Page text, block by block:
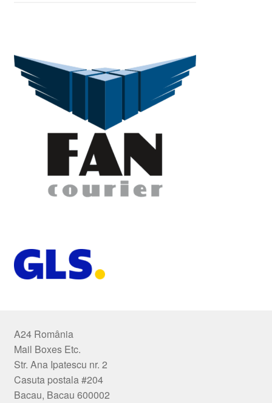
A24 România
Mail Boxes Etc.
Str. Ana Ipatescu nr. 2
Casuta postala #204
Bacau, Bacau 600002